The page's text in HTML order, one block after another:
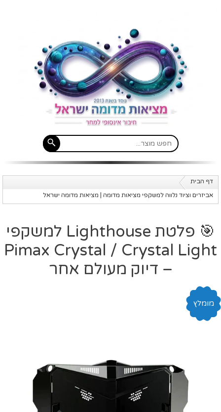
דף הבית
אביזרים וציוד נלווה למשקפי מציאות מדומה | מציאות מדומה ישראל
🎯 פלטת Lighthouse למשקפי
Pimax Crystal / Crystal Light
– דיוק מעולם אחר
מומלץ